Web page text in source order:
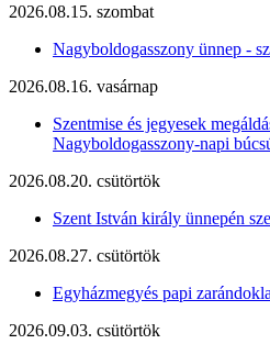
2026.08.15. szombat
Nagyboldogasszony ünnep -
2026.08.16. vasárnap
Szentmise és jegyesek
Nagyboldogasszony-napi
2026.08.20. csütörtök
Szent István király ünnepén
2026.08.27. csütörtök
Egyházmegyés papi
2026.09.03. csütörtök